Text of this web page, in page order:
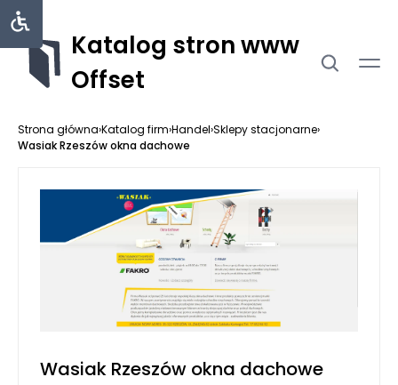
Katalog stron www
Offset
Strona główna›Katalog firm›Handel›Sklepy stacjonarne›
Wasiak Rzeszów okna dachowe
Wasiak Rzeszów okna dachowe